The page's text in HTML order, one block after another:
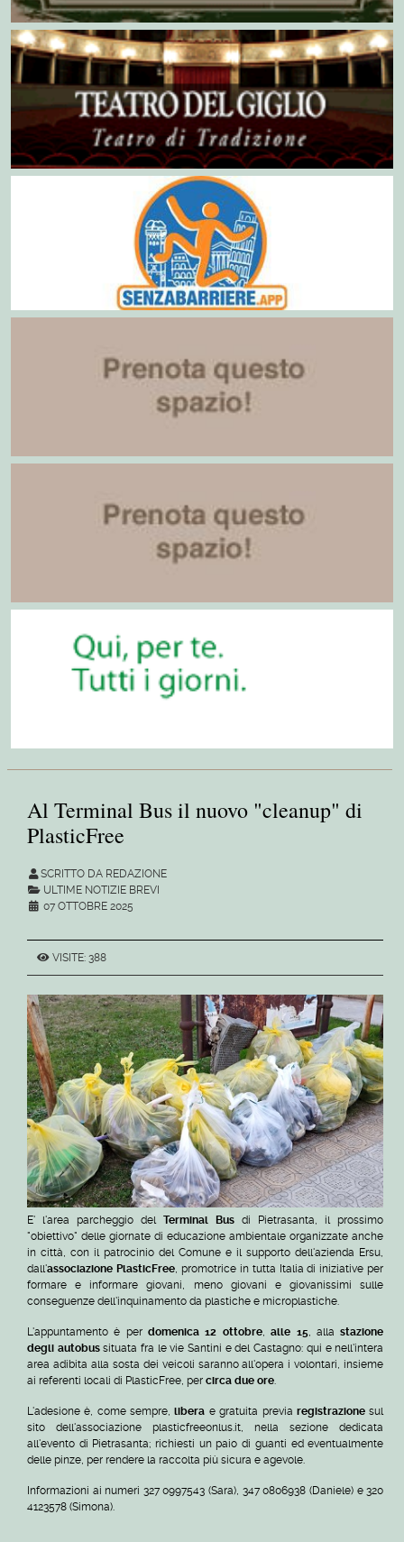
Al Terminal Bus il nuovo "cleanup" di
PlasticFree
SCRITTO DA REDAZIONE
ULTIME NOTIZIE BREVI
07 OTTOBRE 2025
VISITE: 388
E' l'area parcheggio delTerminal Bus di Pietrasanta, il prossimo
"obiettivo" delle giornate di educazione ambientale organizzate anche
in città, con il patrocinio del Comune e il supporto dell'azienda Ersu,
dall'associazione PlasticFree, promotrice in tutta Italia di iniziative per
formare e informare giovani, meno giovani e giovanissimi sulle
conseguenze dell'inquinamento da plastiche e microplastiche.
L'appuntamento è perdomenica 12 ottobre,alle 15, allastazione
degli autobussituata fra le vie Santini e del Castagno: qui e nell'intera
area adibita alla sosta dei veicoli saranno all'opera i volontari, insieme
ai referenti locali di PlasticFree, per circa due ore.
L'adesione è, come sempre,libera e gratuita previa registrazionesul
sito dell'associazione plasticfreeonlus.it, nella sezione dedicata
all'evento di Pietrasanta; richiesti un paio di guanti ed eventualmente
delle pinze, per rendere la raccolta più sicura e agevole.
Informazioni ai numeri 327 0997543 (Sara), 347 0806938 (Daniele) e 320
4123578 (Simona).